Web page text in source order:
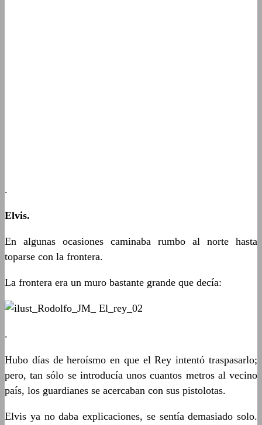
.
Elvis.
En algunas ocasiones caminaba rumbo al norte hasta
toparse con la frontera.
La frontera era un muro bastante grande que decía:
.
Hubo días de heroísmo en que el Rey intentó traspasarlo;
pero, tan sólo se introducía unos cuantos metros al vecino
país, los guardianes se acercaban con sus pistolotas.
Elvis ya no daba explicaciones, se sentía demasiado solo.